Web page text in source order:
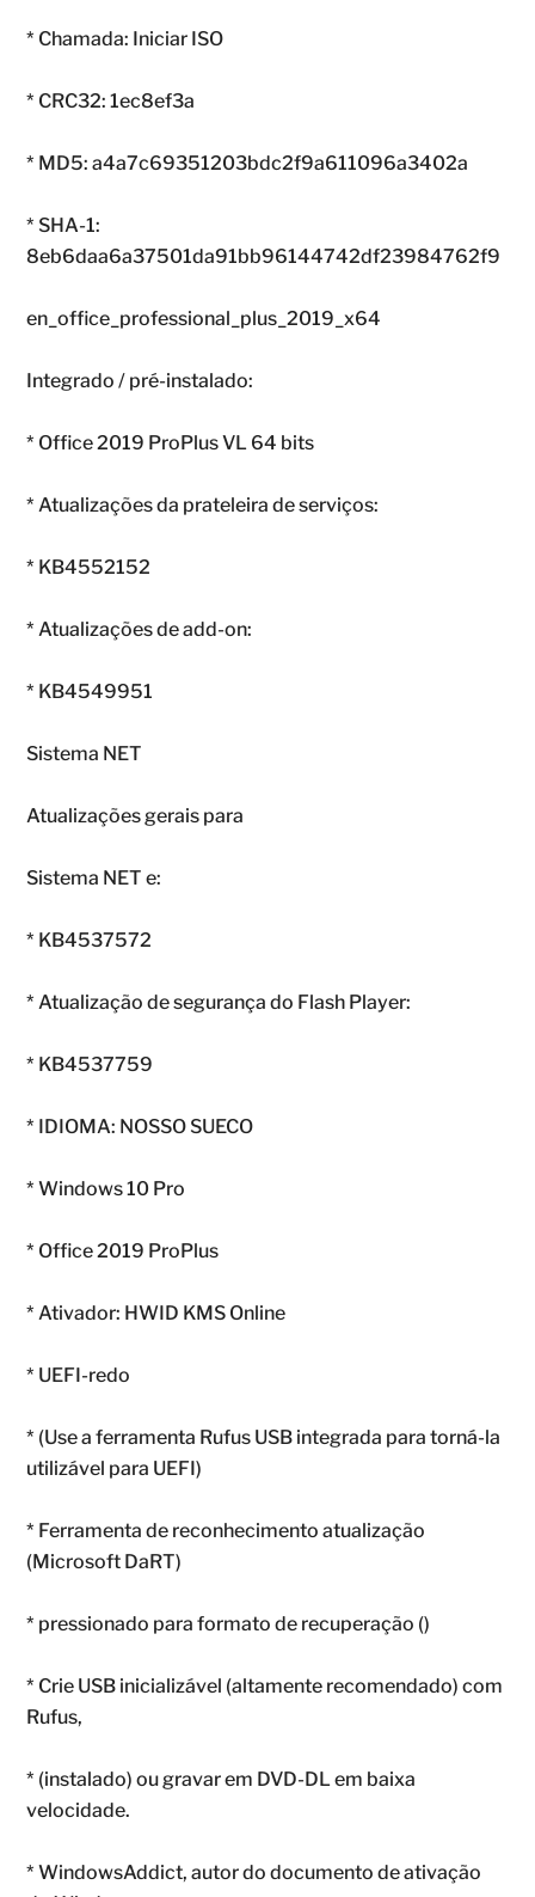
* Chamada: Iniciar ISO
* CRC32: 1ec8ef3a
* MD5: a4a7c69351203bdc2f9a611096a3402a
* SHA-1:
8eb6daa6a37501da91bb96144742df23984762f9
en_office_professional_plus_2019_x64
Integrado / pré-instalado:
* Office 2019 ProPlus VL 64 bits
* Atualizações da prateleira de serviços:
* KB4552152
* Atualizações de add-on:
* KB4549951
Sistema NET
Atualizações gerais para
Sistema NET e:
* KB4537572
* Atualização de segurança do Flash Player:
* KB4537759
* IDIOMA: NOSSO SUECO
* Windows 10 Pro
* Office 2019 ProPlus
* Ativador: HWID KMS Online
* UEFI-redo
* (Use a ferramenta Rufus USB integrada para torná-la
utilizável para UEFI)
* Ferramenta de reconhecimento atualização
(Microsoft DaRT)
* pressionado para formato de recuperação ()
* Crie USB inicializável (altamente recomendado) com
Rufus,
* (instalado) ou gravar em DVD-DL em baixa
velocidade.
* WindowsAddict, autor do documento de ativação